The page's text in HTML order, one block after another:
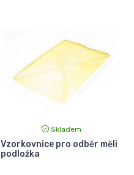
Skladem
Vzorkovnice pro odběr měli
podložka